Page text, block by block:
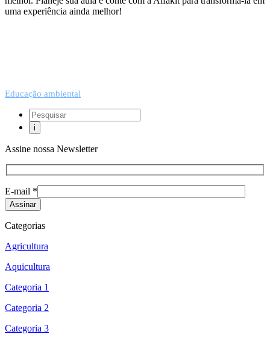
uma experiência ainda melhor!
Educação ambiental
Assine nossa Newsletter
E-mail *
Categorias
Agricultura
Aquicultura
Categoria 1
Categoria 2
Categoria 3